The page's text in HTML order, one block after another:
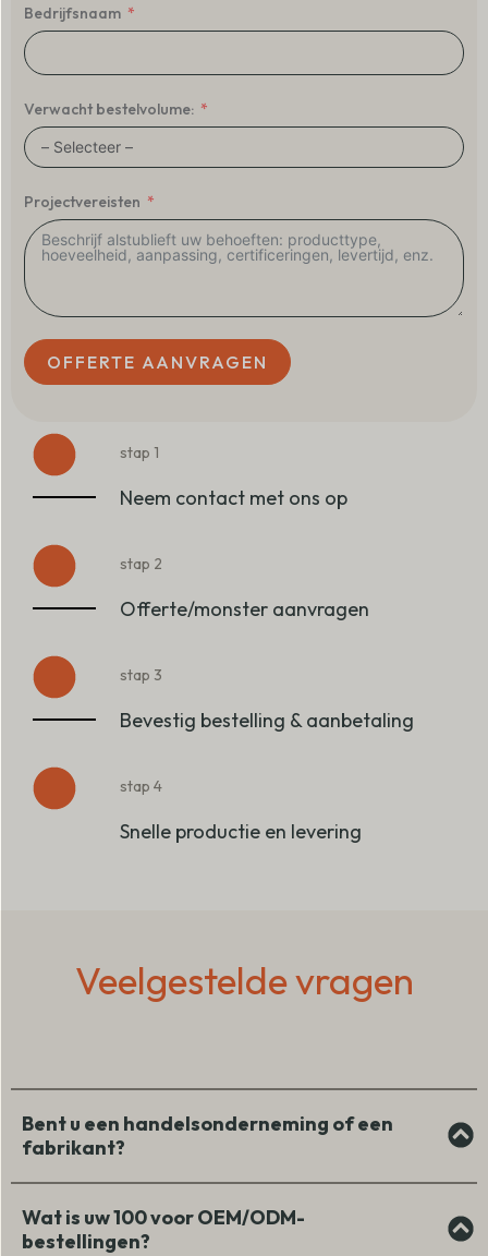
Bedrijfsnaam
Verwacht bestelvolume:
Projectvereisten
OFFERTE AANVRAGEN
stap 1
Neem contact met ons op
stap 2
Offerte/monster aanvragen
stap 3
Bevestig bestelling & aanbetaling
stap 4
Snelle productie en levering
Veelgestelde vragen
Bent u een handelsonderneming of een
fabrikant?
Wat is uw 100 voor OEM/ODM-
bestellingen?